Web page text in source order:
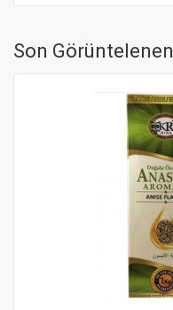
Son Görüntelenen